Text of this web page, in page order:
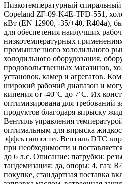
Низкотемпературный
Copeland ZF-09-K4E-TFD-551,
кВт (EN 12900, -35/+40, R404a),
для обеспечения наилучших
низкотемпературных
промышленного холодильного
холодильного оборудования,
продовольственных магазинов,
установок, камер и агрегатов.
широкий рабочий диапазон и
кипения от -40°C до 7°C. Их
оптимизирована для требований
продуктов благодаря впрыску
Вентиль управления
оптимальным для впрыска
эффективности. Вентиль DTC
при необходимости и
до 6 л.с. Описание: патрубки:
тандемизация: да, опоры: 4, газ:
покупке, стандартная поставка